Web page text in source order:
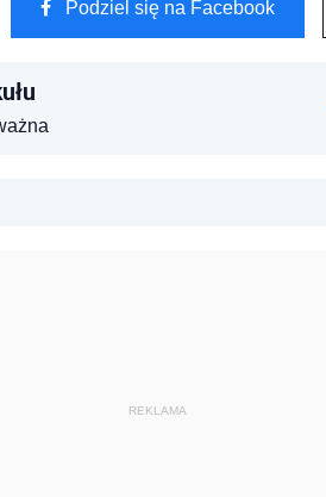
Podziel się na Facebook
REKLAMA